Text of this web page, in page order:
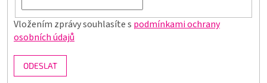
Vložením zprávy souhlasíte s podmínkami ochrany
osobních údajů
ODESLAT